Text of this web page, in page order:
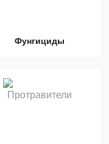
Фунгициды